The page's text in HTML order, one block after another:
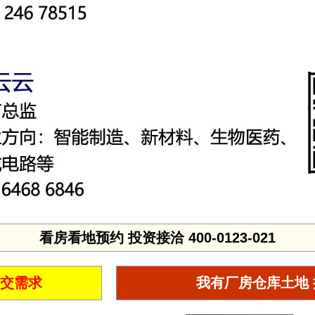
看房看地预约 投资接洽 400-0123-021
需求 我有厂房仓库土地